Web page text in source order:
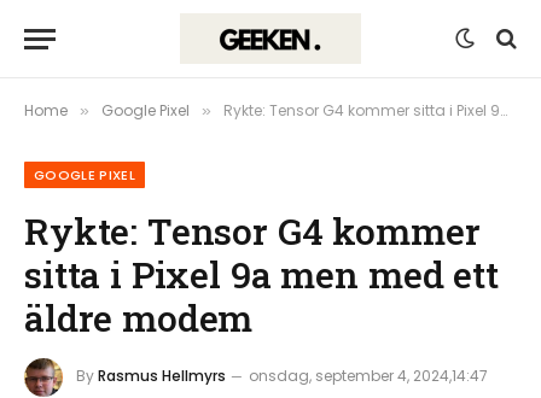
Home » Google Pixel » Rykte: Tensor G4 kommer sitta i Pixel 9a men med ett äldre modem
GOOGLE PIXEL
Rykte: Tensor G4 kommer
sitta i Pixel 9a men med ett
äldre modem
ByRasmus Hellmyrs
onsdag, september 4, 2024,14:47